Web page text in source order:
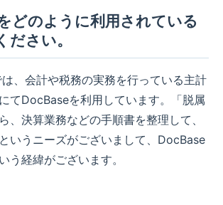
どのように利用されている
ださい。
、会計や税務の実務を行っている主計
てDocBaseを利用しています。「脱属
、決算業務などの手順書を整理して、
いうニーズがございまして、DocBase
う経緯がございます。